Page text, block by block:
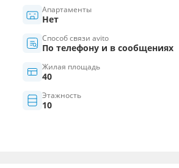
Апартаменты
Нет
Способ связи avito
По телефону и в сообщениях
Жилая площадь
40
Этажность
10